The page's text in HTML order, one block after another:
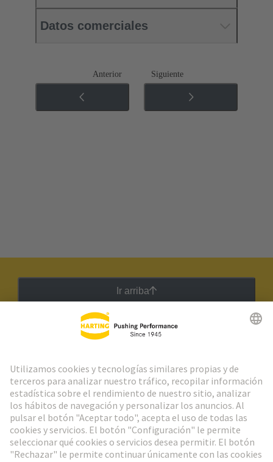
Datos comerciales
Anterior Siguiente
Ir arriba
Ir al registro